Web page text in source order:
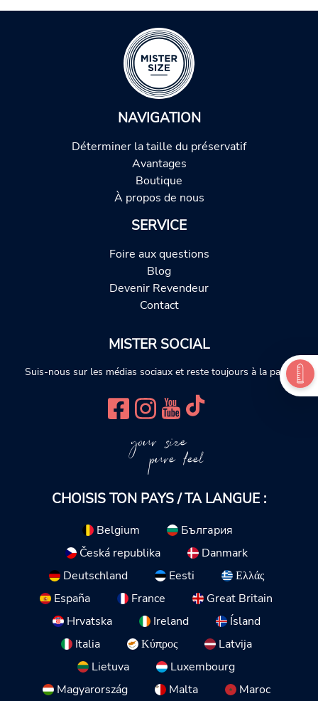
NAVIGATION
Déterminer la taille du préservatif
Avantages
Boutique
À propos de nous
SERVICE
Foire aux questions
Blog
Devenir Revendeur
Contact
MISTER SOCIAL
Suis-nous sur les médias sociaux et reste toujours à la page.
your size
pure feel
CHOISIS TON PAYS / TA LANGUE :
Belgium
България
Česká republika
Danmark
Deutschland
Eesti
Ελλάς
España
France
Great Britain
Hrvatska
Ireland
Ísland
Italia
Κύπρος
Latvija
Lietuva
Luxembourg
Magyarország
Malta Maroc